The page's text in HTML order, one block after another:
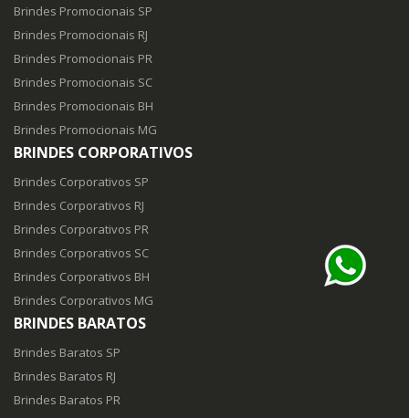
Brindes Promocionais SP
Brindes Promocionais RJ
Brindes Promocionais PR
Brindes Promocionais SC
Brindes Promocionais BH
Brindes Promocionais MG
BRINDES CORPORATIVOS
Brindes Corporativos SP
Brindes Corporativos RJ
Brindes Corporativos PR
Brindes Corporativos SC
Brindes Corporativos BH
Brindes Corporativos MG
BRINDES BARATOS
Brindes Baratos SP
Brindes Baratos RJ
Brindes Baratos PR